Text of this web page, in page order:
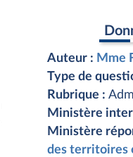
Auteur : Mme
Type de
Rubrique :
Ministère
Ministère
des territoires